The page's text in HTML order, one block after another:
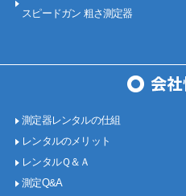
スピードガン 粗さ測定器
測定器レンタルの仕組
レンタルのメリット
レンタルＱ＆Ａ
測定Q&A